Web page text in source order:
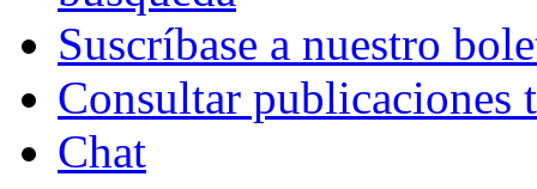
Suscríbase a nuestro
Consultar publicaciones
Chat